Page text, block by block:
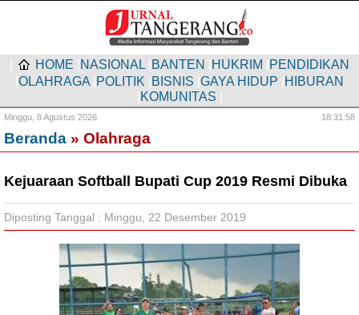
HOME NASIONAL BANTEN HUKRIM PENDIDIKAN
OLAHRAGA POLITIK BISNIS GAYA HIDUP HIBURAN
KOMUNITAS
Minggu, 8 Agustus 2026 18:31:59
Beranda » Olahraga
Kejuaraan Softball Bupati Cup 2019 Resmi Dibuka
Diposting Tanggal : Minggu, 22 Desember 2019